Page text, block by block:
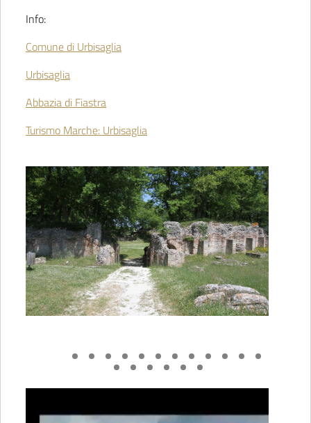
Info:
Comune di Urbisaglia
Urbisaglia
Abbazia di Fiastra
Turismo Marche: Urbisaglia